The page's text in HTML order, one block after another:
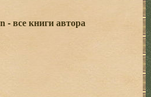
- все книги автора